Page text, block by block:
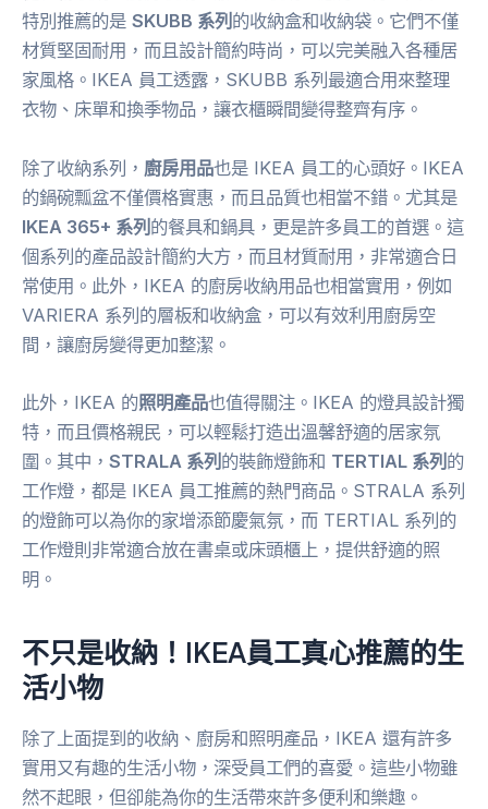
特別推薦的是 SKUBB 系列 的收納盒和收納袋。它們不僅
材質堅固耐用，而且設計簡約時尚，可以完美融入各種居
家風格。IKEA 員工透露，SKUBB 系列最適合用來整理
衣物、床單和換季物品，讓衣櫃瞬間變得整齊有序。
除了收納系列， 廚房用品也是 IKEA 員工的心頭好。IKEA
的鍋碗瓢盆不僅價格實惠，而且品質也相當不錯。尤其是
IKEA 365+ 系列 的餐具和鍋具，更是許多員工的首選。這
個系列的產品設計簡約大方，而且材質耐用，非常適合日
常使用。此外，IKEA 的廚房收納用品也相當實用，例如
VARIERA 系列的層板和收納盒，可以有效利用廚房空
間，讓廚房變得更加整潔。
此外，IKEA 的照明產品也值得關注。IKEA 的燈具設計獨
特，而且價格親民，可以輕鬆打造出溫馨舒適的居家氛
圍。其中， STRALA 系列 的裝飾燈飾和 TERTIAL 系列 的
工作燈，都是 IKEA 員工推薦的熱門商品。STRALA 系列
的燈飾可以為你的家增添節慶氣氛，而 TERTIAL 系列的
工作燈則非常適合放在書桌或床頭櫃上，提供舒適的照
明。
不只是收納！IKEA員工真心推薦的生
活小物
除了上面提到的收納、廚房和照明產品，IKEA 還有許多
實用又有趣的生活小物，深受員工們的喜愛。這些小物雖
然不起眼，但卻能為你的生活帶來許多便利和樂趣。